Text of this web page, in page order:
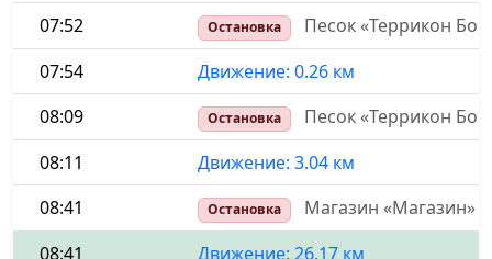
07:52
Остановка
Песок «Террикон
07:54
Движение: 0.26 км
08:09
Остановка
Песок «Террикон
08:11
Движение: 3.04 км
08:41
Остановка
Магазин «Магазин»
08:41
Движение: 26.17 км